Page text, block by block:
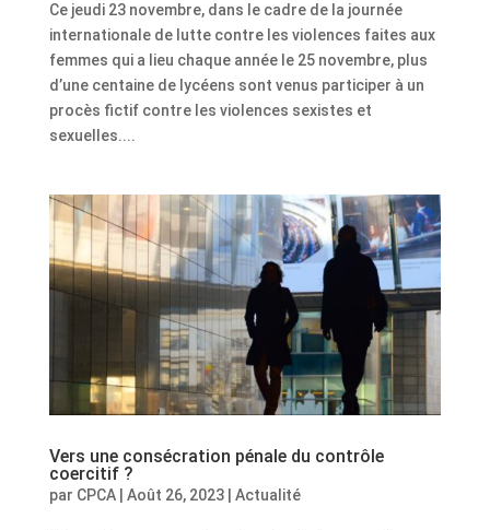
Ce jeudi 23 novembre, dans le cadre de la journée
internationale de lutte contre les violences faites aux
femmes qui a lieu chaque année le 25 novembre, plus
d’une centaine de lycéens sont venus participer à un
procès fictif contre les violences sexistes et
sexuelles....
Vers une consécration pénale du contrôle
coercitif ?
par CPCA| Août 26, 2023| Actualité